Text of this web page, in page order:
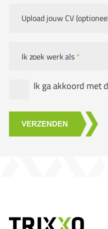
Upload jouw CV
Ik zoek werk als *
Ik ga akkoord met
VERZENDEN